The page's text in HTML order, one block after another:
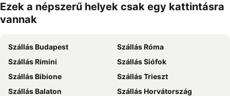
Ezek a népszerű helyek csak egy kattintásra
vannak
Szállás Budapest
Szállás Róma
Szállás Rimini
Szállás Siófok
Szállás Bibione
Szállás Trieszt
Szállás Balaton
Szállás Horvátország